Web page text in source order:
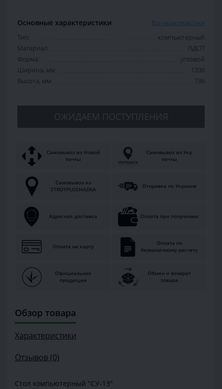
Основные характеристики Все характеристики
Тип:
компьютерный
Материал:
ЛДСП
Форма:
угловой
Ширина, мм:
1200
Высота, мм:
736
ОЖИДАЕМ ПОСТУПЛЕНИЯ
Самовывоз из Новой
почты
Самовывоз из Укр
почты
Самовывоз из
STROYPLOSHADKA
Отправка по Украине
Адресная доставка Оплата при получении
Оплата на карту
Оплата по
безналичному расчету
Официальная
продукция
Обмен и возврат
товара
Обзор товара
Характеристики
Отзывов (0)
Стол компьютерный "СУ-13"